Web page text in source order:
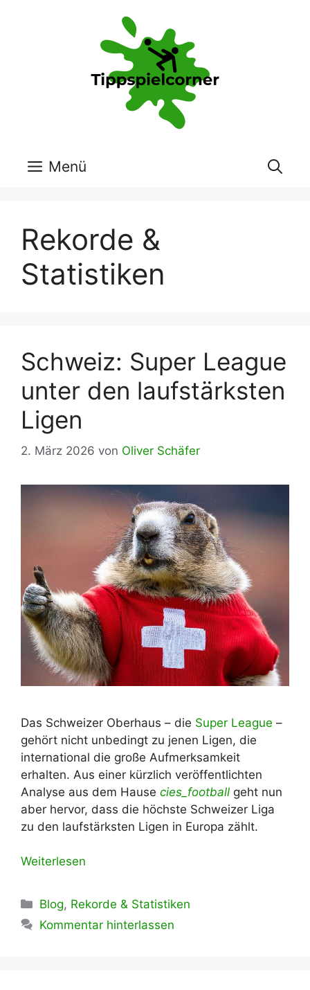
Menü
Rekorde &
Statistiken
Schweiz: Super League
unter den laufstärksten
Ligen
2. März 2026 von Oliver Schäfer
Das Schweizer Oberhaus – die Super League –
gehört nicht unbedingt zu jenen Ligen, die
international die große Aufmerksamkeit
erhalten. Aus einer kürzlich veröffentlichten
Analyse aus dem Hause cies_football geht nun
aber hervor, dass die höchste Schweizer Liga
zu den laufstärksten Ligen in Europa zählt.
Weiterlesen
Kategorien
Blog, Rekorde & Statistiken
Kommentar hinterlassen